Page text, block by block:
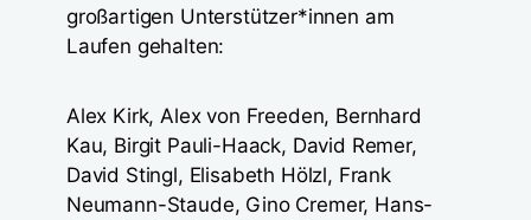
großartigen Unterstützer*innen am
Laufen gehalten:
Alex Kirk, Alex von Freeden, Bernhard
Kau, Birgit Pauli-Haack, David Remer,
David Stingl, Elisabeth Hölzl, Frank
Neumann-Staude, Gino Cremer, Hans-